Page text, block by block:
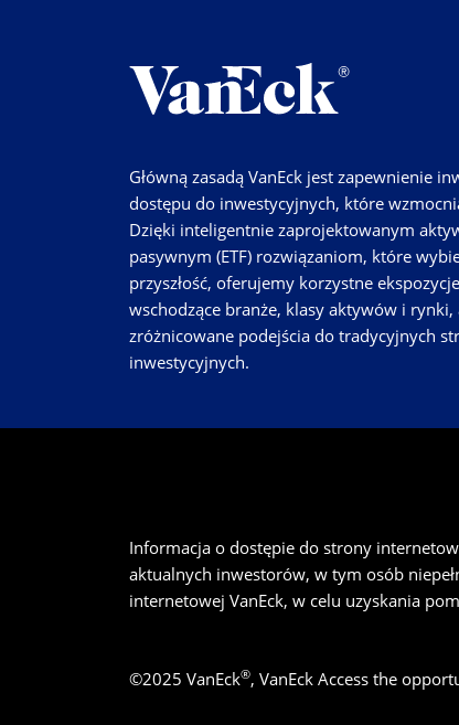
Główną zasadą VanEck jest zapewnienie
dostępu do inwestycyjnych, które
Dzięki inteligentnie zaprojektowanym
pasywnym (ETF) rozwiązaniom, które
przyszłość, oferujemy korzystne
wschodzące branże, klasy aktywów i rynki,
zróżnicowane podejścia do tradycyjnych
inwestycyjnych.
Informacja o dostępie do strony
aktualnych inwestorów, w tym osób
internetowej VanEck, w celu uzyskania
©2025 VanEck®, VanEck Access the